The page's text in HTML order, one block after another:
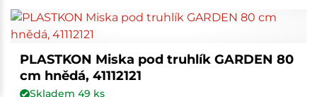
PLASTKON Miska pod truhlík GARDEN 80
cm hnědá, 41112121
Skladem 49 ks